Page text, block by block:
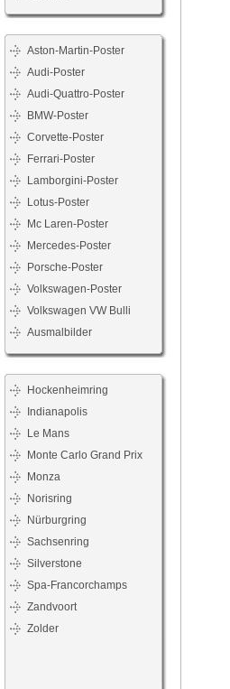
Aston-Martin-Poster
Audi-Poster
Audi-Quattro-Poster
BMW-Poster
Corvette-Poster
Ferrari-Poster
Lamborgini-Poster
Lotus-Poster
Mc Laren-Poster
Mercedes-Poster
Porsche-Poster
Volkswagen-Poster
Volkswagen VW Bulli
Ausmalbilder
Hockenheimring
Indianapolis
Le Mans
Monte Carlo Grand Prix
Monza
Norisring
Nürburgring
Sachsenring
Silverstone
Spa-Francorchamps
Zandvoort
Zolder